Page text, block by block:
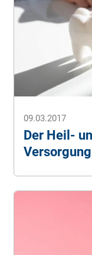
09.03.2017
Der Heil-